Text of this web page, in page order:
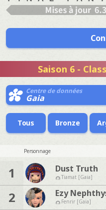
Saison 6 -
Centre de données
Gaia
Tous Bronze
Personnage
1 Dust Truth
Tiamat [Gaia]
2 Ezy
Fenrir [Gaia]